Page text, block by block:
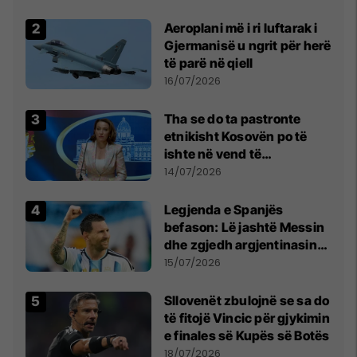
Aeroplani më i ri luftarak i
Gjermanisë u ngrit për herë
të parë në qiell
16/07/2026
Tha se do ta pastronte
etnikisht Kosovën po të
ishte në vend të
Millosheviqit, Lëvizja e
kërkon shkarkimin e
menjëhershëm të
Snezhana Paunoviq
14/07/2026
Legjenda e Spanjës
befason: Lë jashtë Messin
dhe zgjedh argjentinasin
më të mirë në botë
15/07/2026
Sllovenët zbulojnë se sa do
të fitojë Vincic për gjykimin
e finales së Kupës së Botës
18/07/2026